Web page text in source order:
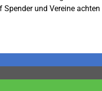
und Vereine achten